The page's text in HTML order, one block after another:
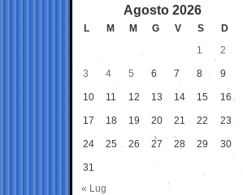
Agosto 2026
L M M G V S
D
1
2
3 4 5 6 7 8 9
10 11 12 13 14 15 16
17 18 19 20 21 22 23
24 25 26 27 28 29 30
31
« Lug